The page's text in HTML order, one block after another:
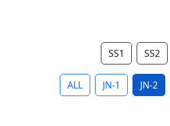
SS1 SS2
ALL JN-1 JN-2